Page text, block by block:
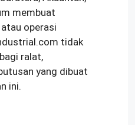
membuat
operasi
tidak
ralat,
yang dibuat
ini.